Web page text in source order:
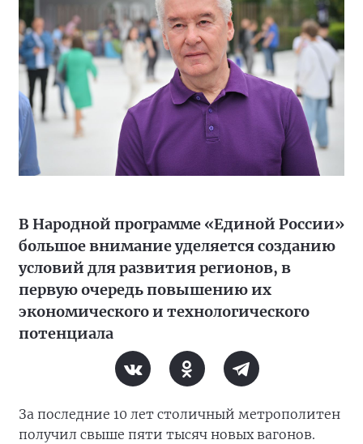
В Народной программе «Единой России»
большое внимание уделяется созданию
условий для развития регионов, в
первую очередь повышению их
экономического и технологического
потенциала
За последние 10 лет столичный метрополитен
получил свыше пяти тысяч новых вагонов.